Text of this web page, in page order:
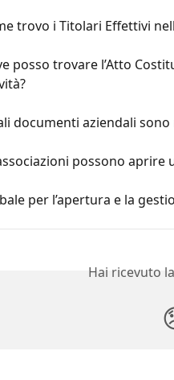
trovo i Titolari Effettivi
posso trovare l’Atto
documenti aziendali
possono aprire
per l’apertura e la
Hai ricevuto